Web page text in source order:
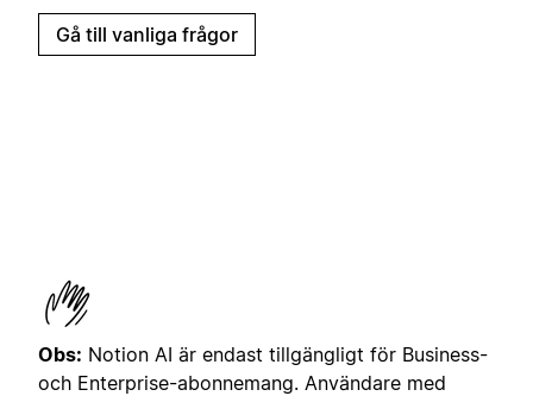
Gå till vanliga frågor
Obs: Notion AI är endast tillgängligt för Business-
och Enterprise-abonnemang. Användare med